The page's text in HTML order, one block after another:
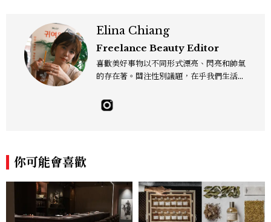
Elina Chiang
Freelance Beauty Editor
喜歡美好事物以不同形式漂亮、閃亮和帥氣
的存在著。關注性別議題，在乎我們生活的
民！Instagram：hanyunc／Contac
t：elina.chiang.work@gmail.com
你可能會喜歡